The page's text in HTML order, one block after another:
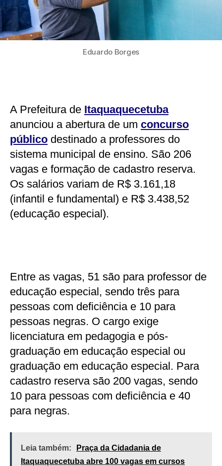
Eduardo Borges
A Prefeitura de Itaquaquecetuba
anunciou a abertura de um concurso
público destinado a professores do
sistema municipal de ensino. São 206
vagas e formação de cadastro reserva.
Os salários variam de R$ 3.161,18
(infantil e fundamental) e R$ 3.438,52
(educação especial).
Entre as vagas, 51 são para professor de
educação especial, sendo três para
pessoas com deficiência e 10 para
pessoas negras. O cargo exige
licenciatura em pedagogia e pós-
graduação em educação especial ou
graduação em educação especial. Para
cadastro reserva são 200 vagas, sendo
10 para pessoas com deficiência e 40
para negras.
Leia também:
Praça da Cidadania de
Itaquaquecetuba abre 100 vagas em cursos